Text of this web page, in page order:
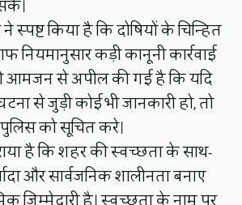
ने स्पष्ट किया है कि दोषियों के चिन्हित
नियमानुसार कड़ी कानूनी कार्रवाई
आमजन से अपील की गई है कि यदि
से जुड़ी कोई भी जानकारी हो, तो
को सूचित करे।
है कि शहर की स्वच्छता के साथ-
और सार्वजनिक शालीनता बनाए